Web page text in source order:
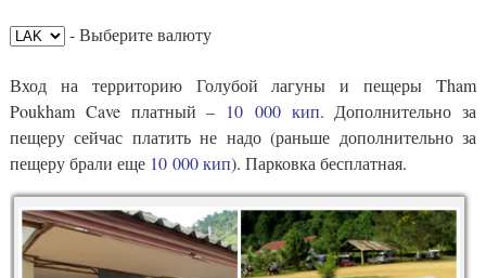
- Выберите валюту
Вход на территорию Голубой лагуны и пещеры Tham
Poukham Cave платный – 10 000 кип. Дополнительно за
пещеру сейчас платить не надо (раньше дополнительно за
пещеру брали еще 10 000 кип). Парковка бесплатная.